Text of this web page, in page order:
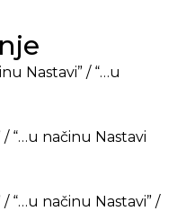
Nastavi” / “…u
“…u načinu Nastavi
“…u načinu Nastavi” /